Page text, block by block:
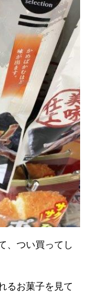
、つい買ってし
るお菓子を見て